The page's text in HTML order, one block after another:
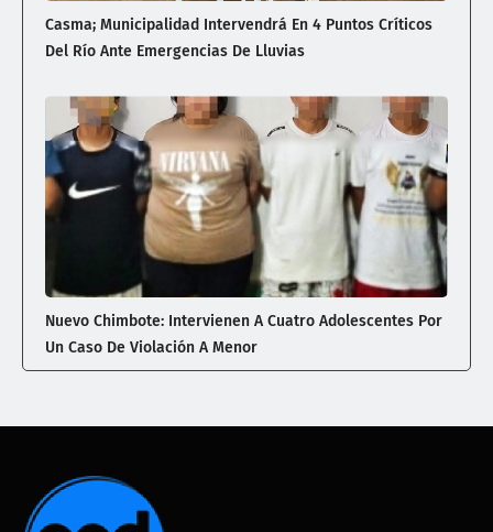
Casma; Municipalidad Intervendrá En 4 Puntos Críticos
Del Río Ante Emergencias De Lluvias
Nuevo Chimbote: Intervienen A Cuatro Adolescentes Por
Un Caso De Violación A Menor